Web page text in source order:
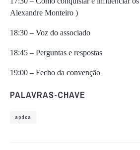
Alexandre Monteiro )
18:30 – Voz do associado
18:45 – Perguntas e respostas
19:00 – Fecho da convenção
PALAVRAS-CHAVE
apdca